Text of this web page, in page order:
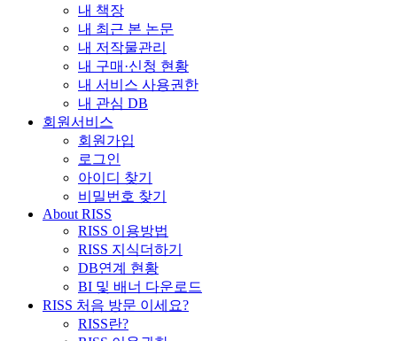
내 책장
내 최근 본 논문
내 저작물관리
내 구매·신청 현황
내 서비스 사용권한
내 관심 DB
회원서비스
회원가입
로그인
아이디 찾기
비밀번호 찾기
About RISS
RISS 이용방법
RISS 지식더하기
DB연계 현황
BI 및 배너 다운로드
RISS 처음 방문 이세요?
RISS란?